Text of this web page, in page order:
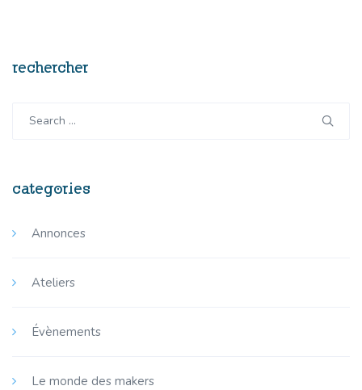
rechercher
categories
Annonces
Ateliers
Évènements
Le monde des makers